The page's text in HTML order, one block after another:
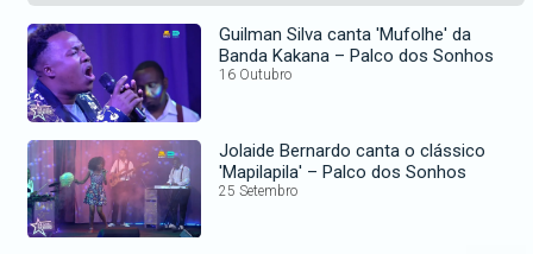
Guilman Silva canta 'Mufolhe' da
Banda Kakana – Palco dos Sonhos
16 Outubro
Jolaide Bernardo canta o clássico
'Mapilapila' – Palco dos Sonhos
25 Setembro